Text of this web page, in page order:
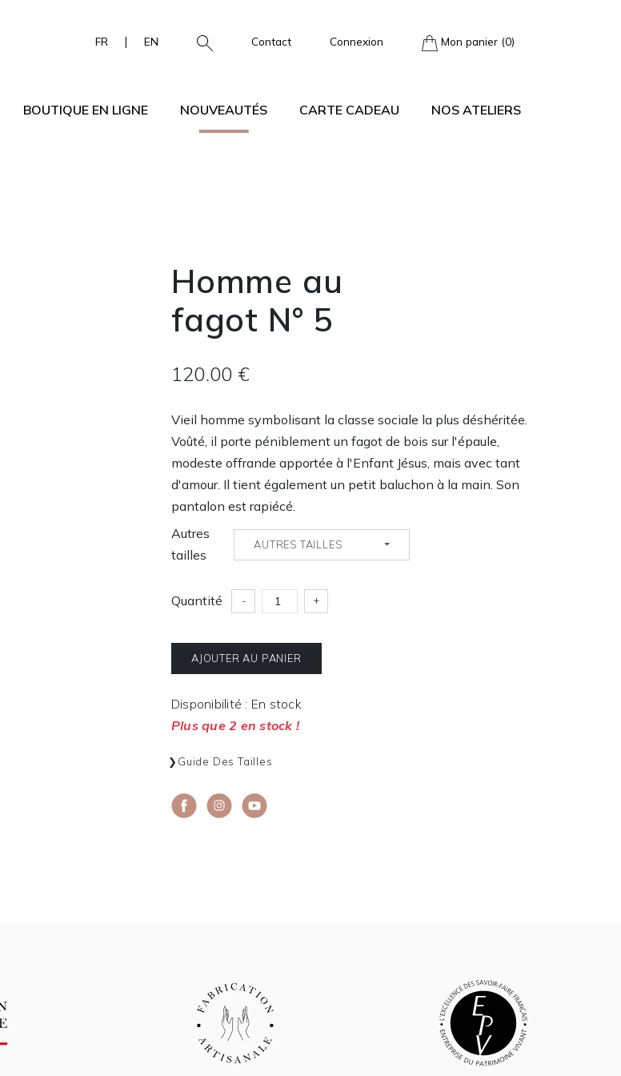
FR | EN Contact Connexion Mon panier (0)
BOUTIQUE EN LIGNE NOUVEAUTÉS CARTE CADEAU NOS ATELIERS
Homme au
fagot N° 5
120.00 €
Vieil homme symbolisant la classe sociale la plus déshéritée.
Voûté, il porte péniblement un fagot de bois sur l'épaule,
modeste offrande apportée à l'Enfant Jésus, mais avec tant
d'amour. Il tient également un petit baluchon à la main. Son
pantalon est rapiécé.
Autres
tailles
AUTRES TAILLES
Quantité - +
AJOUTER AU PANIER
Disponibilité : En stock
Plus que 2 en stock !
Guide Des Tailles